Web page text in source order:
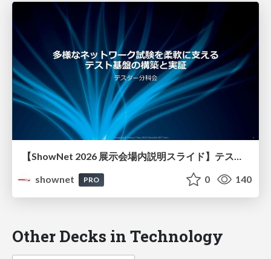
【ShowNet 2026 展示会場内説明スライド】テスター_多様なネットワーク試験を柔軟に支えるテスト基盤の構築と実証
shownet
PRO 0 140
Other Decks in Technology